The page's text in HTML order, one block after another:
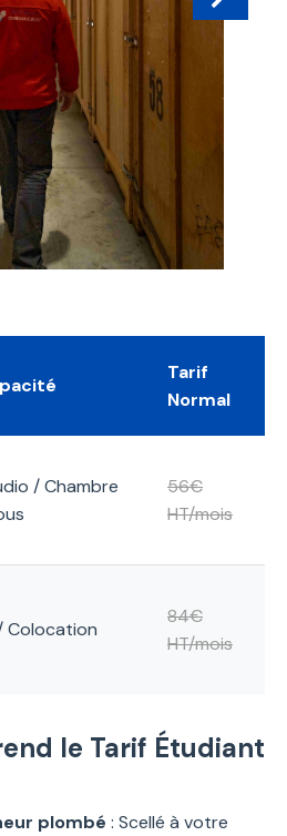
Tarif
Normal
/ Chambre
56€
HT/mois
Colocation
84€
HT/mois
le Tarif Étudiant
plombé : Scellé à votre